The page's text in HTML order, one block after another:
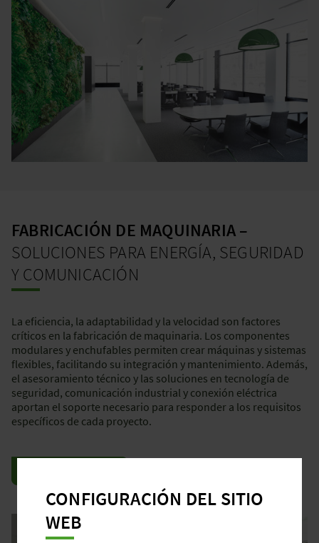
FABRICACIÓN DE MAQUINARIA –
SOLUCIONES PARA ENERGÍA, SEGURIDAD
Y COMUNICACIÓN
La eficiencia, la adaptabilidad y la velocidad son factores
críticos en la fabricación de maquinaria. Los componentes
modulares y enchufables permiten crear máquinas y sistemas
flexibles, facilitando su integración y mantenimiento. Además,
el asesoramiento técnico y las soluciones en tecnología de
seguridad, comunicación industrial y conexión eléctrica
aportan el soporte necesario para responder a los requisitos
específicos de cada proyecto.
CONFIGURACIÓN DEL SITIO
WEB